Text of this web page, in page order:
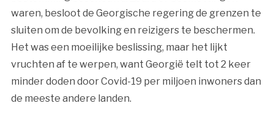
waren, besloot de Georgische regering de grenzen te
sluiten om de bevolking en reizigers te beschermen.
Het was een moeilijke beslissing, maar het lijkt
vruchten af te werpen, want Georgië telt tot 2 keer
minder doden door Covid-19 per miljoen inwoners dan
de meeste andere landen.